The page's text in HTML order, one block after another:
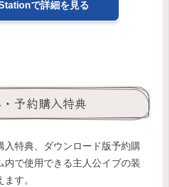
で詳細を見る
予約購入特典
入特典、ダウンロード版予約購
内で使用できる主人公イブの装
す。